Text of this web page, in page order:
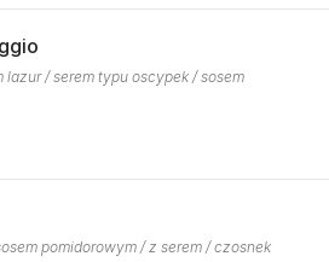
lazur / serem typu oscypek / sosem
pomidorowym / z serem / czosnek